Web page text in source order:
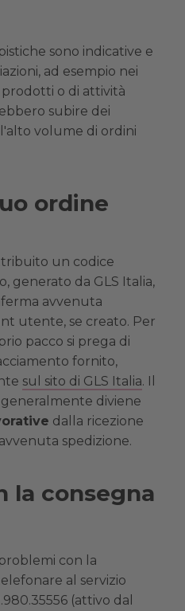
sono indicative e
ad esempio nei
o di attività
subire dei
volume di ordini
ordine
un codice
generato da GLS Italia,
avvenuta
utente, se creato. Per
pacco si prega di
fornito,
sul sito di GLS Italia. Il
diviene
dalla ricezione
spedizione.
la consegna
con la
al servizio
(attivo dal